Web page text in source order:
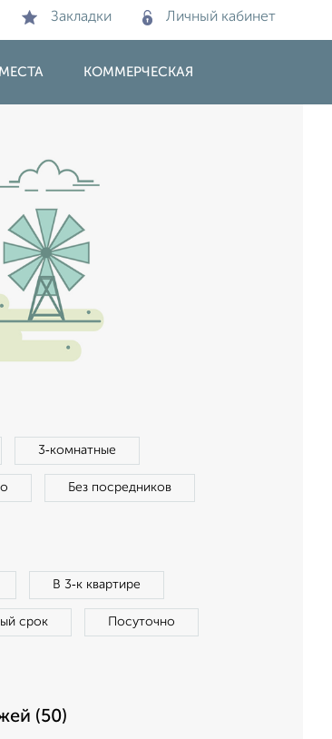
Закладки Личный кабинет
КОММЕРЧЕСКАЯ
3‑комнатные
Без посредников
В 3‑к квартире
срок Посуточно
(50)